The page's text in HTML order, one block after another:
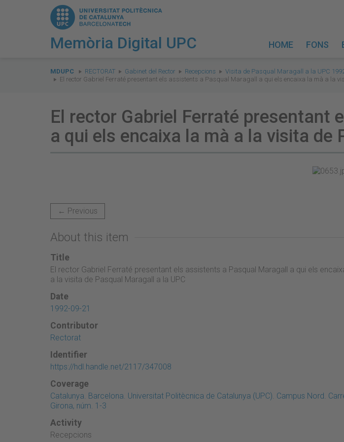
Memòria Digital UPC HOME FONS
are
here:
MDUPC RECTORAT Gabinet del Rector Recepcions
Visita de Pasqual Maragall a la UPC
El rector Gabriel Ferraté presentant els assistents a Pasqual Maragall a qui els encaixa la mà a la
El rector Gabriel Ferraté presentant
a qui els encaixa la mà a la visita de
← Previous
About this item
Title
El rector Gabriel Ferraté presentant els assistents a Pasqual Maragall a qui els
a la visita de Pasqual Maragall a la UPC
Date
1992-09-21
Contributor
Rectorat
Identifier
https://hdl.handle.net/2117/347008
Coverage
Catalunya. Barcelona. Universitat Politècnica de Catalunya (UPC). Campus Nord.
Girona, núm. 1-3
Activity
Recepcions